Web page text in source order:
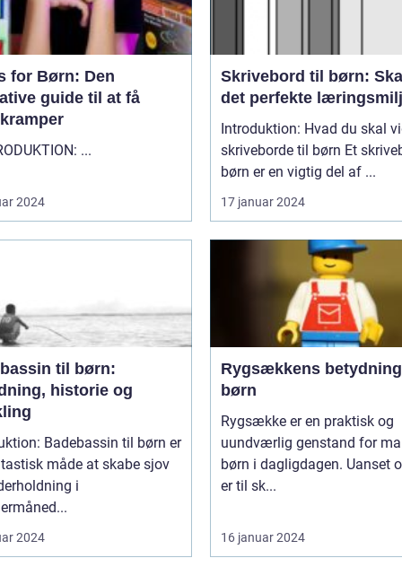
for Børn: Den
guide til at få
"" INTRODUKTION: ...
2024
Skrivebord til børn:
det perfekte
Introduktion: Hvad du skal
skriveborde til børn Et skrivebord til
børn er en vigtig del af ...
17 januar 2024
til børn:
historie og
Badebassin til børn er
måde at skabe sjov
i
2024
Rygsækkens
børn
Rygsække er en praktisk og
uundværlig genstand for
børn i dagligdagen. Uanset
er til sk...
16 januar 2024